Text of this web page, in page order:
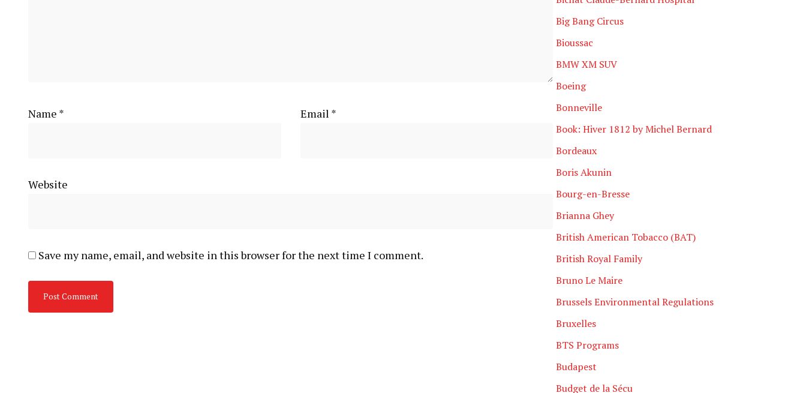
Name * Email *
Website
Save my name, email, and website in this browser for the next time I comment.
Big Bang Circus
Bioussac
BMW XM SUV
Boeing
Bonneville
Book: Hiver 1812 by Michel Bernard
Bordeaux
Boris Akunin
Bourg-en-Bresse
Brianna Ghey
British American Tobacco (BAT)
British Royal Family
Bruno Le Maire
Brussels Environmental Regulations
Bruxelles
BTS Programs
Budapest
Budget de la Sécu